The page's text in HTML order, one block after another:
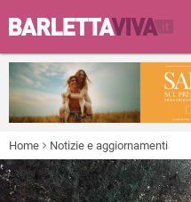
Home Notizie e aggiornamenti